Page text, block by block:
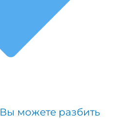
Вы можете разбить